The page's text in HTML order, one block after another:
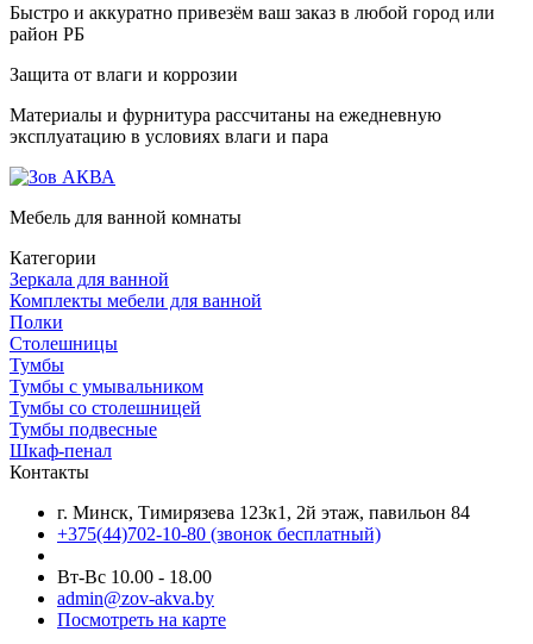
Быстро и аккуратно привезём ваш заказ в любой город или
район РБ
Защита от влаги и коррозии
Материалы и фурнитура рассчитаны на ежедневную
эксплуатацию в условиях влаги и пара
Мебель для ванной комнаты
Категории
Зеркала для ванной
Комплекты мебели для ванной
Полки
Столешницы
Тумбы
Тумбы с умывальником
Тумбы со столешницей
Тумбы подвесные
Шкаф-пенал
Контакты
г. Минск, Тимирязева 123к1, 2й этаж, павильон 84
+375(44)702-10-80 (звонок бесплатный)
Вт-Вс 10.00 - 18.00
admin@zov-akva.by
Посмотреть на карте